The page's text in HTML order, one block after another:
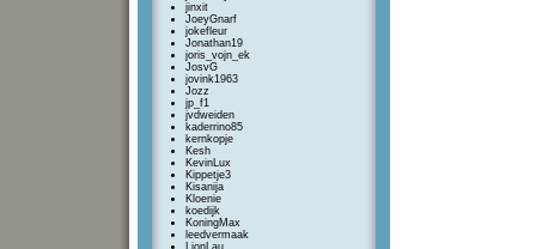
jinxit
JoeyGnarf
jokefleur
Jonathan19
joris_vojn_ek
JosvG
jovink1963
Jozz
jp_f1
jvdweiden
kaderrino85
kernkopje
Kesh
KevinLux
Kippetje3
Kisanija
Kloenie
koedijk
KoningMax
leedvermaak
LionLau